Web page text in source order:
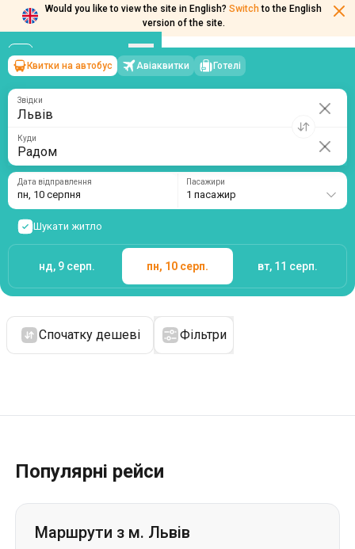
Would you like to view the site in English? Switch to the English
version of the site.
Львів → Радом
пн, 10 серпня/1 пасажир
Квитки на автобус Авіаквитки Готелі
Звідки
Куди
Дата відправлення
пн, 10 серпня
Пасажири
1 пасажир
Шукати житло
нд, 9 серп. пн, 10 серп. вт, 11 серп.
Спочатку дешеві Фільтри
Популярні рейси
Маршрути з м. Львів